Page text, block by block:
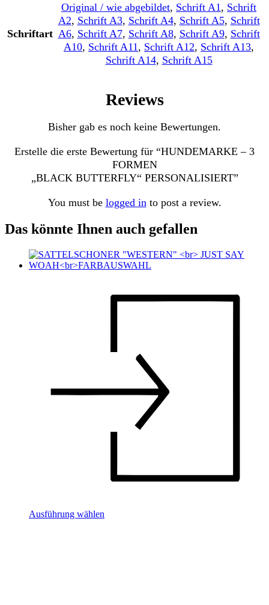
Schriftart
Original / wie abgebildet, Schrift A1 , Schrift
A2, Schrift A3, Schrift A4, Schrift A5, Schrift
A6, Schrift A7, Schrift A8, Schrift A9, Schrift
A10, Schrift A11 , Schrift A12, Schrift A13,
Schrift A14, Schrift A15
Reviews
Bisher gab es noch keine Bewertungen.
Erstelle die erste Bewertung für “HUNDEMARKE – 3
FORMEN
„BLACK BUTTERFLY“ PERSONALISIERT”
You must be logged into post a review.
Das könnte Ihnen auch gefallen
Ausführung wählen